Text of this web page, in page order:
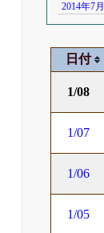
2014年7
日付
1/08
1/07
1/06
1/05